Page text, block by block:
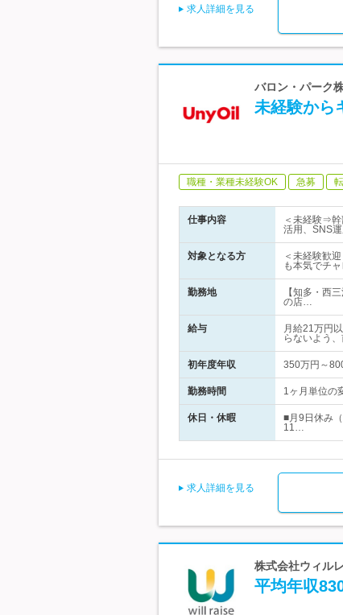
求人詳細を見る
バロン・パーク
未経験から
職種・業種未経験OK 急募
仕事内容
＜未経験⇒幹
活用、SNS
対象となる方
＜未経験歓
も本気でチ
勤務地
【知多・西
の店…
給与
月給21万円
らないよう
初年度年収 350万円～
勤務時間 1ヶ月単位の
休日・休暇
■月9日休み
11…
求人詳細を見る
株式会社ウィル
平均年収